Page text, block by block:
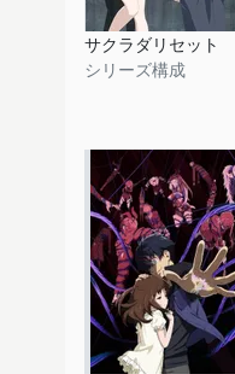
サクラダリセット
シリーズ構成